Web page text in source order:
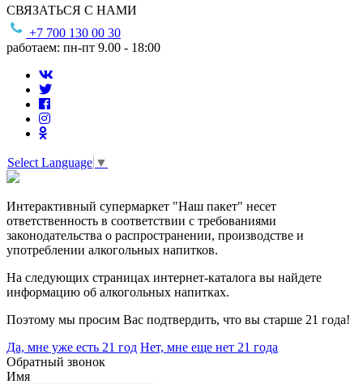
СВЯЗАТЬСЯ С НАМИ
+7 700 130 00 30
работаем: пн-пт 9.00 - 18:00
Select Language ▼
Интерактивный супермаркет "Наш пакет" несет
ответственность в соответствии с требованиями
законодательства о распространении, производстве и
употреблении алкогольных напитков.
На следующих страницах интернет-каталога вы найдете
информацию об алкогольных напитках.
Поэтому мы просим Вас подтвердить, что вы старше 21 года!
Да, мне уже есть 21 год Нет, мне еще нет 21 года
Обратный звонок
Имя